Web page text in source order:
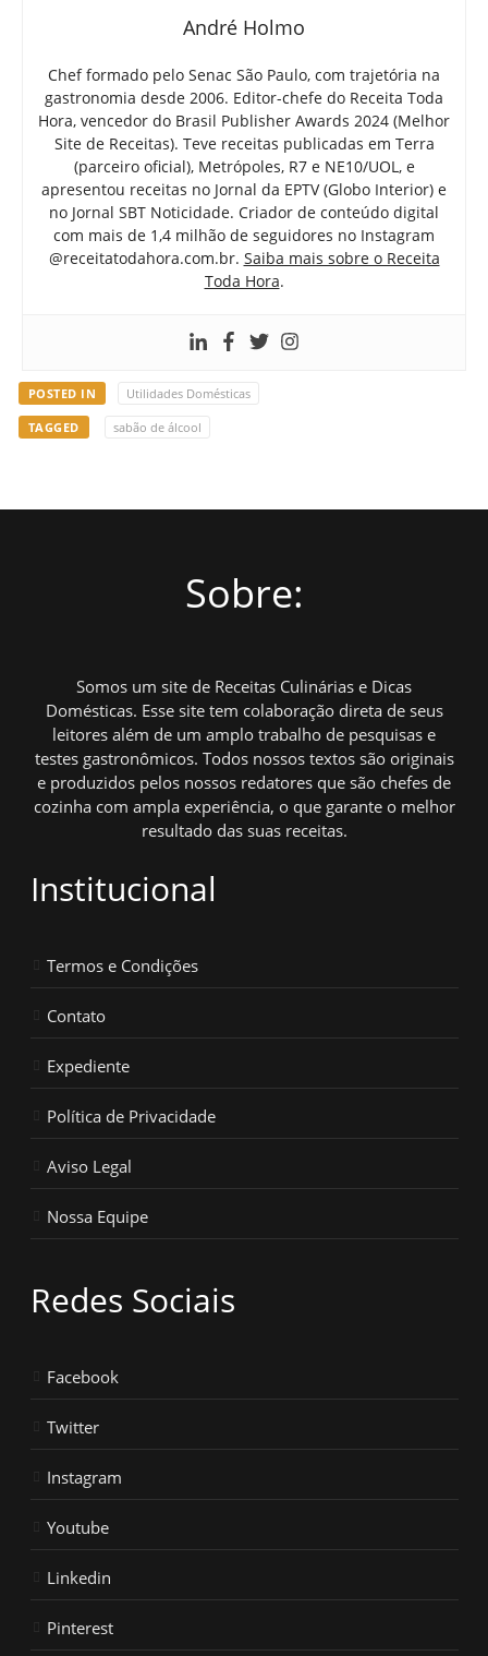
André Holmo
Chef formado pelo Senac São Paulo, com trajetória na
gastronomia desde 2006. Editor-chefe do Receita Toda
Hora, vencedor do Brasil Publisher Awards 2024 (Melhor
Site de Receitas). Teve receitas publicadas em Terra
(parceiro oficial), Metrópoles, R7 e NE10/UOL, e
apresentou receitas no Jornal da EPTV (Globo Interior) e
no Jornal SBT Noticidade. Criador de conteúdo digital
com mais de 1,4 milhão de seguidores no Instagram
@receitatodahora.com.br. Saiba mais sobre o Receita
Toda Hora.
POSTED IN Utilidades Domésticas
TAGGED sabão de álcool
Sobre:
Somos um site de Receitas Culinárias e Dicas
Domésticas. Esse site tem colaboração direta de seus
leitores além de um amplo trabalho de pesquisas e
testes gastronômicos. Todos nossos textos são originais
e produzidos pelos nossos redatores que são chefes de
cozinha com ampla experiência, o que garante o melhor
resultado das suas receitas.
Institucional
Termos e Condições
Contato
Expediente
Política de Privacidade
Aviso Legal
Nossa Equipe
Redes Sociais
Facebook
Twitter
Instagram
Youtube
Linkedin
Pinterest